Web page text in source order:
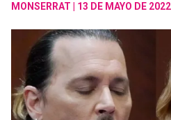
MONSERRAT 13 DE MAYO DE